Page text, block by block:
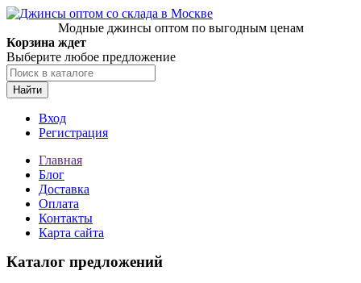
Модные джинсы оптом по выгодным ценам
Корзина ждет
Выберите любое предложение
Найти
Вход
Регистрация
Главная
Блог
Доставка
Оплата
Контакты
Карта сайта
Каталог предложений